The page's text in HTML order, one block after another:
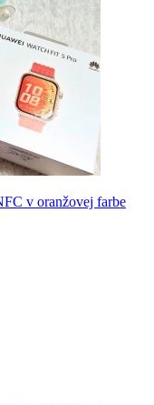
v oranžovej farbe